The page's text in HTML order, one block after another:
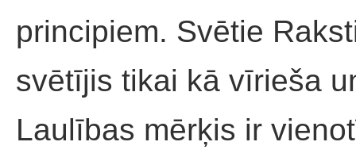
principiem. Svētie
svētījis tikai kā vīrieša
Laulības mērķis ir